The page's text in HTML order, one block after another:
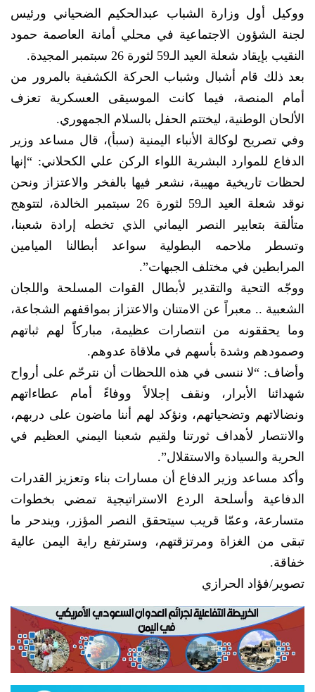
ووكيل أول وزارة الشباب عبدالحكيم الضحياني ورئيس
لجنة الشؤون الاجتماعية في محلي أمانة العاصمة حمود
النقيب بإيقاد شعلة العيد الـ59 لثورة 26 سبتمبر المجيدة.
بعد ذلك قام أشبال وشباب الحركة الكشفية بالمرور من
أمام المنصة، فيما كانت الموسيقى العسكرية تعزف
الألحان الوطنية، ليختتم الحفل بالسلام الجمهوري.
وفي تصريح لوكالة الأنباء اليمنية (سبأ)، قال مساعد وزير
الدفاع للموارد البشرية اللواء الركن علي الكحلاني: “إنها
لحظات تاريخية مهيبة، نشعر فيها بالفخر والاعتزاز ونحن
نوقد شعلة العيد الـ59 لثورة 26 سبتمبر الخالدة، لتتوهج
متألقة بتعابير النصر اليماني الذي تخطه إرادة شعبنا،
وتسطر ملاحمه البطولية سواعد أبطالنا الميامين
المرابطين في مختلف الجبهات”.
ووجّه التحية والتقدير لأبطال القوات المسلحة واللجان
الشعبية .. معبراً عن الامتنان والاعتزاز بمواقفهم الشجاعة،
وما يحققونه من انتصارات عظيمة، مباركاً لهم ثباتهم
وصمودهم وشدة بأسهم في ملاقاة عدوهم.
وأضاف: “لا ننسى في هذه اللحظات أن نترحّم على أرواح
شهدائنا الأبرار، ونقف إجلالاً ووفاءً أمام عطاءاتهم
ونضالاتهم وتضحياتهم، ونؤكد لهم أننا ماضون على دربهم،
والانتصار لأهداف ثورتنا ولقيم شعبنا اليمني العظيم في
الحرية والسيادة والاستقلال”.
وأكد مساعد وزير الدفاع أن مسارات بناء وتعزيز القدرات
الدفاعية وأسلحة الردع الاستراتيجية تمضي بخطوات
متسارعة، وعمّا قريب سيتحقق النصر المؤزر، ويندحر ما
تبقى من الغزاة ومرتزقتهم، وسترتفع راية اليمن عالية
خفاقة.
تصوير/فؤاد الحرازي